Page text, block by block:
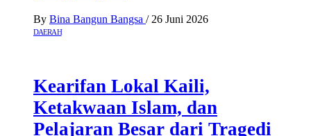
By Bina Bangun Bangsa / 26 Juni 2026
DAERAH
Kearifan Lokal Kaili,
Ketakwaan Islam, dan
Pelajaran Besar dari Tragedi